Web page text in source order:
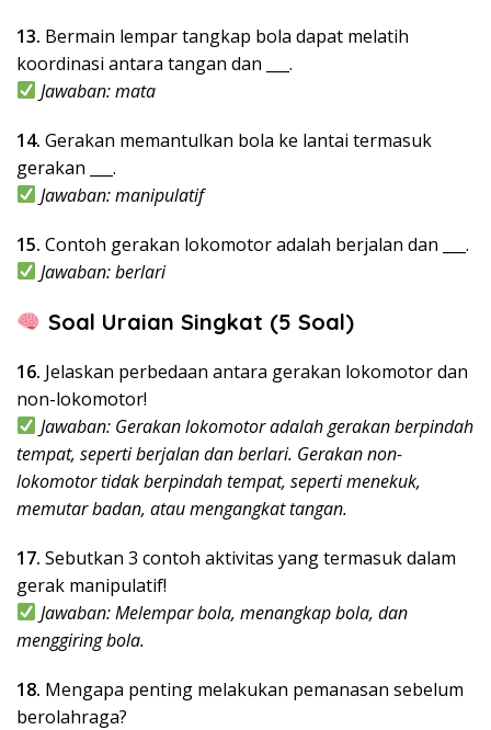
13. Bermain lempar tangkap bola dapat melatih
koordinasi antara tangan dan ___.
Jawaban: mata
14. Gerakan memantulkan bola ke lantai termasuk
gerakan ___.
Jawaban: manipulatif
15. Contoh gerakan lokomotor adalah berjalan dan ___.
Jawaban: berlari
Soal Uraian Singkat (5 Soal)
16. Jelaskan perbedaan antara gerakan lokomotor dan
non-lokomotor!
Jawaban: Gerakan lokomotor adalah gerakan berpindah
tempat, seperti berjalan dan berlari. Gerakan non-
lokomotor tidak berpindah tempat, seperti menekuk,
memutar badan, atau mengangkat tangan.
17. Sebutkan 3 contoh aktivitas yang termasuk dalam
gerak manipulatif!
Jawaban: Melempar bola, menangkap bola, dan
menggiring bola.
18. Mengapa penting melakukan pemanasan sebelum
berolahraga?